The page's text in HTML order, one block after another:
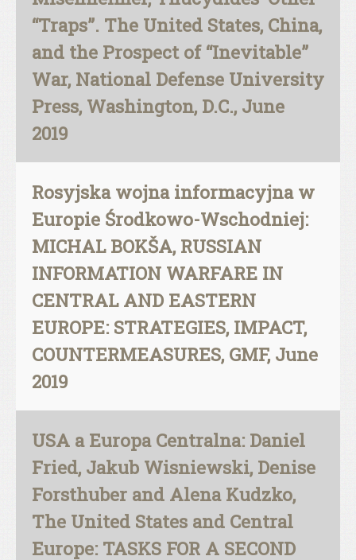
“Traps”. The United States, China,
and the Prospect of “Inevitable”
War, National Defense University
Press, Washington, D.C., June
2019
Rosyjska wojna informacyjna w
Europie Środkowo-Wschodniej:
MICHAL BOKŠA, RUSSIAN
INFORMATION WARFARE IN
CENTRAL AND EASTERN
EUROPE: STRATEGIES, IMPACT,
COUNTERMEASURES, GMF, June
2019
USA a Europa Centralna: Daniel
Fried, Jakub Wisniewski, Denise
Forsthuber and Alena Kudzko,
The United States and Central
Europe: TASKS FOR A SECOND